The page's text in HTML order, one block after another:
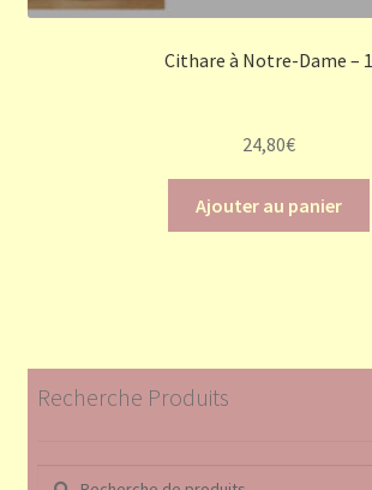
Cithare à Notre-Dame – 1
24,80€
Ajouter au panier
Recherche Produits
Recherche
Recherche